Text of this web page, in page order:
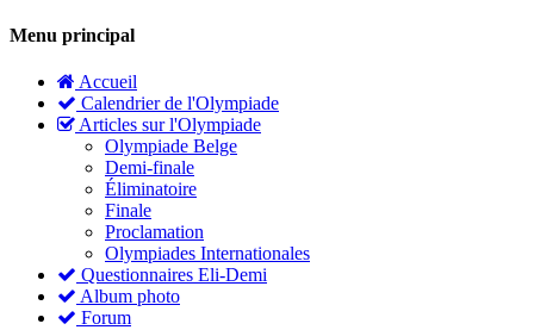
Menu principal
Accueil
Calendrier de l'Olympiade
Articles sur l'Olympiade
Olympiade Belge
Demi-finale
Éliminatoire
Finale
Proclamation
Olympiades Internationales
Questionnaires Eli-Demi
Album photo
Forum